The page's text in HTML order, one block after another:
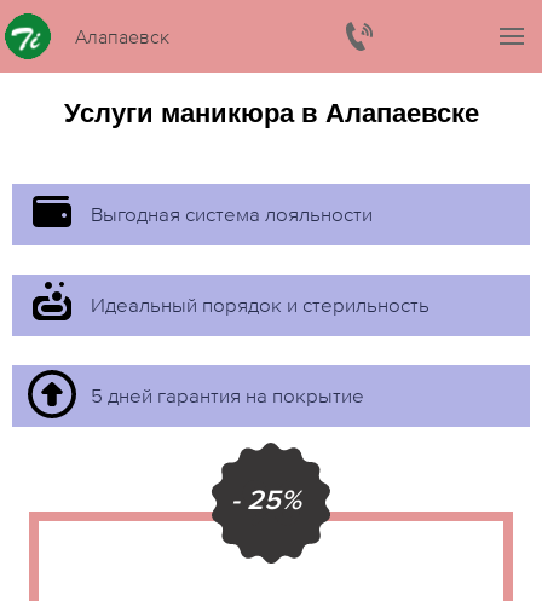
Алапаевск
Услуги маникюра в Алапаевске
Выгодная система лояльности
Идеальный порядок и стерильность
5 дней гарантия на покрытие
- 25%